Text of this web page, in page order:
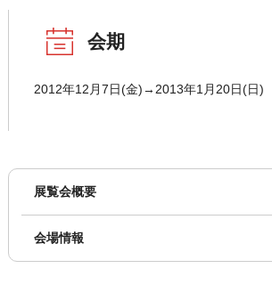
会期
2012年12月7日(金)→2013年1月20日(日)
展覧会概要
会場情報